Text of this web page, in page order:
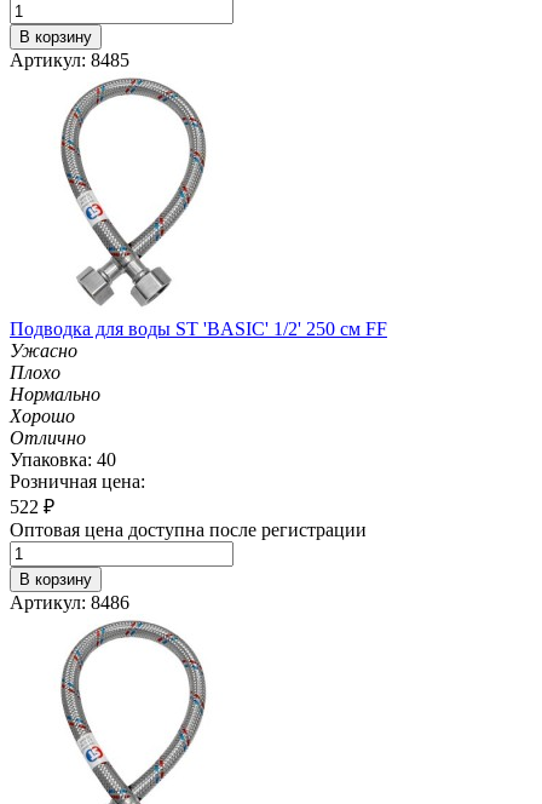
В корзину
Артикул: 8485
Подводка для воды ST 'BASIC' 1/2' 250 см FF
Ужасно
Плохо
Нормально
Хорошо
Отлично
Упаковка: 40
Розничная цена:
522 ₽
Оптовая цена доступна после регистрации
В корзину
Артикул: 8486